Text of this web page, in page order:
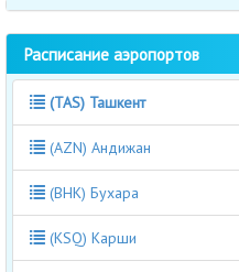
Расписание аэропортов
(TAS) Ташкент
(AZN) Андижан
(BHK) Бухара
(KSQ) Карши